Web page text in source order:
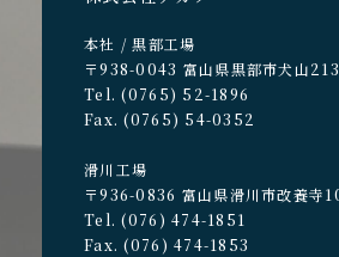
本社 / 黒部工場
〒938-0043 富山県黒部市犬山
Tel. (0765) 52-1896
Fax. (0765) 54-0352
滑川工場
〒936-0836 富山県滑川市改養寺
Tel. (076) 474-1851
Fax. (076) 474-1853